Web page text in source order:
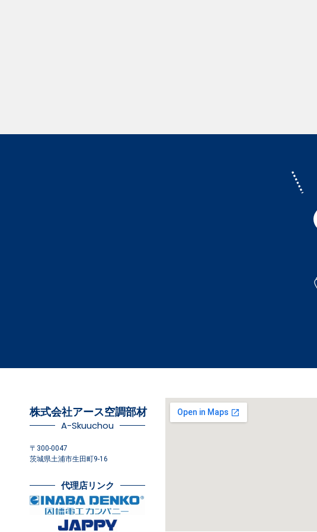
株式会社アース空調部材
A-Skuuchou
〒300-0047
茨城県土浦市生田町9-16
代理店リンク